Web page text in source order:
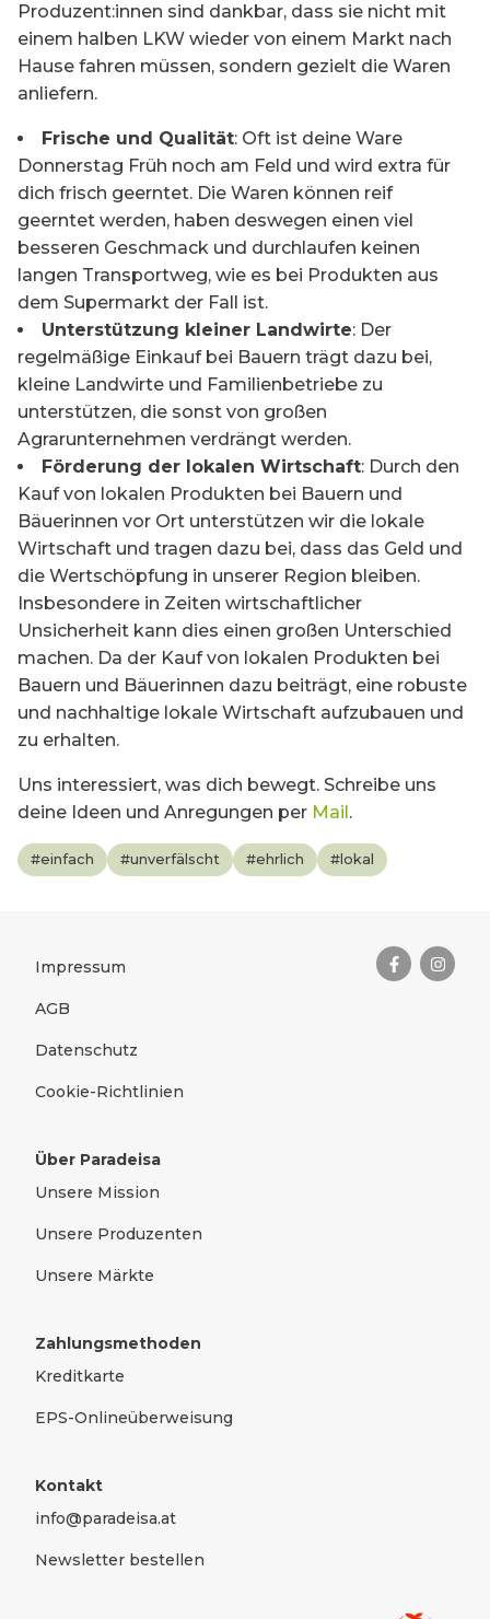
Produzent:innen sind dankbar, dass sie nicht mit
einem halben LKW wieder von einem Markt nach
Hause fahren müssen, sondern gezielt die Waren
anliefern.
Frische und Qualität: Oft ist deine Ware
Donnerstag Früh noch am Feld und wird extra für
dich frisch geerntet. Die Waren können reif
geerntet werden, haben deswegen einen viel
besseren Geschmack und durchlaufen keinen
langen Transportweg, wie es bei Produkten aus
dem Supermarkt der Fall ist.
Unterstützung kleiner Landwirte: Der
regelmäßige Einkauf bei Bauern trägt dazu bei,
kleine Landwirte und Familienbetriebe zu
unterstützen, die sonst von großen
Agrarunternehmen verdrängt werden.
Förderung der lokalen Wirtschaft: Durch den
Kauf von lokalen Produkten bei Bauern und
Bäuerinnen vor Ort unterstützen wir die lokale
Wirtschaft und tragen dazu bei, dass das Geld und
die Wertschöpfung in unserer Region bleiben.
Insbesondere in Zeiten wirtschaftlicher
Unsicherheit kann dies einen großen Unterschied
machen. Da der Kauf von lokalen Produkten bei
Bauern und Bäuerinnen dazu beiträgt, eine robuste
und nachhaltige lokale Wirtschaft aufzubauen und
zu erhalten.
Uns interessiert, was dich bewegt. Schreibe uns
deine Ideen und Anregungen per Mail.
#einfach #unverfälscht #ehrlich # lokal
Rechtliches
Impressum
AGB
Datenschutz
Cookie-Richtlinien
Über Paradeisa
Unsere Mission
Unsere Produzenten
Unsere Märkte
Zahlungsmethoden
Kreditkarte
EPS-Onlineüberweisung
Kontakt
info@paradeisa.at
Newsletter bestellen